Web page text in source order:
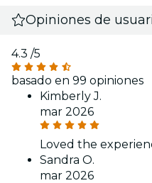
Opiniones de
4.3 /5
basado en 99 opiniones
Kimberly J.
mar 2026
Loved the
Sandra O.
mar 2026